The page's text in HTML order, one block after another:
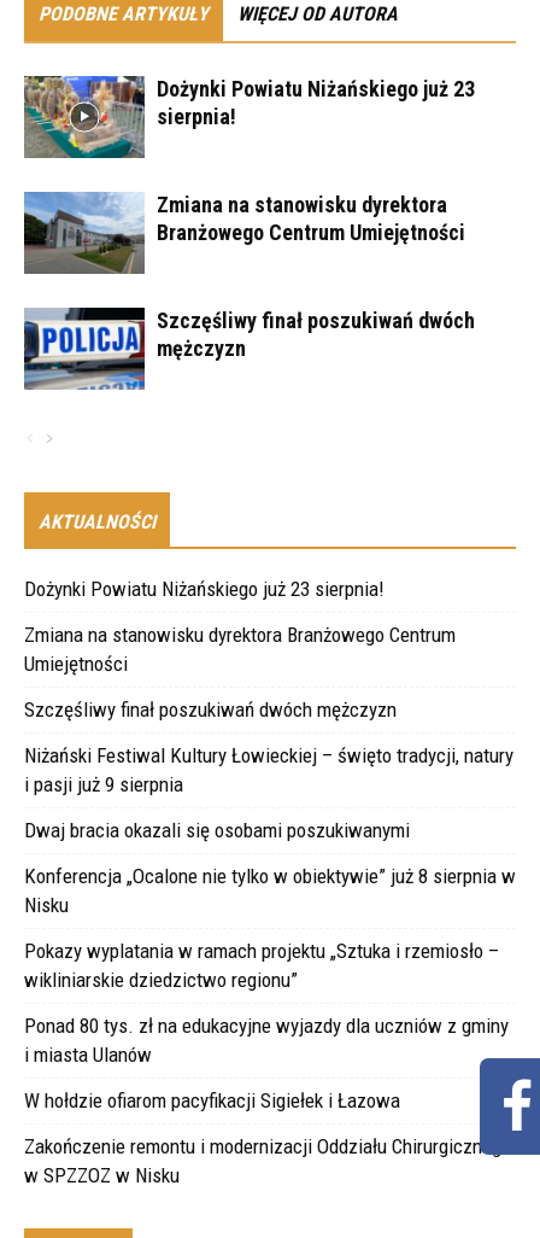
PODOBNE ARTYKUŁY WIĘCEJ OD AUTORA
Dożynki Powiatu Niżańskiego już 23
sierpnia!
Zmiana na stanowisku dyrektora
Branżowego Centrum Umiejętności
Szczęśliwy finał poszukiwań dwóch
mężczyzn
AKTUALNOŚCI
Dożynki Powiatu Niżańskiego już 23 sierpnia!
Zmiana na stanowisku dyrektora Branżowego Centrum
Umiejętności
Szczęśliwy finał poszukiwań dwóch mężczyzn
Niżański Festiwal Kultury Łowieckiej – święto tradycji, natury
i pasji już 9 sierpnia
Dwaj bracia okazali się osobami poszukiwanymi
Konferencja „Ocalone nie tylko w obiektywie” już 8 sierpnia w
Nisku
Pokazy wyplatania w ramach projektu „Sztuka i rzemiosło –
wikliniarskie dziedzictwo regionu”
Ponad 80 tys. zł na edukacyjne wyjazdy dla uczniów z gminy
i miasta Ulanów
W hołdzie ofiarom pacyfikacji Sigiełek i Łazowa
Zakończenie remontu i modernizacji Oddziału Chirurgicznego
w SPZZOZ w Nisku